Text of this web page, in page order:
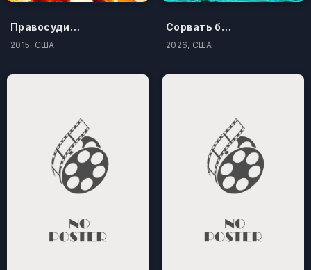
Правосудие по-американски
2015, США
Сорвать банк 3: Вор-джентльмен
2026, США